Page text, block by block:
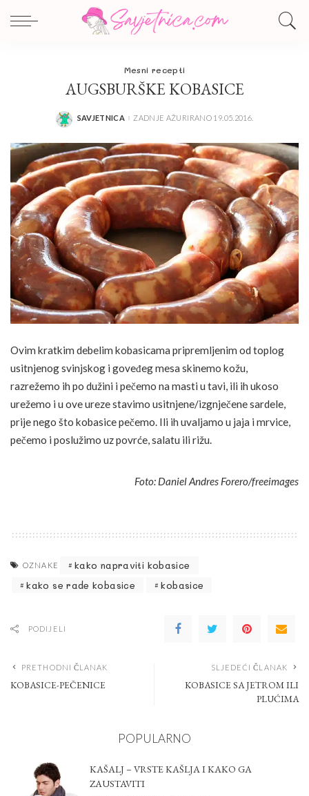
Mesni recepti
AUGSBURŠKE KOBASICE
POSTED
SAVJETNICA ZADNJE AŽURIRANO 19.05.2016.
Ovim kratkim debelim kobasicama pripremljenim od toplog
usitnjenog svinjskog i goveđeg mesa skinemo kožu,
razrežemo ih po dužini i pečemo na masti u tavi, ili ih ukoso
urežemo i u ove ureze stavimo usitnjene/izgnječene sardele,
prije nego što kobasice pečemo. Ili ih uvaljamo u jaja i mrvice,
pečemo i poslužimo uz povrće, salatu ili rižu.
Foto: Daniel Andres Forero/freeimages
OZNAKE
kako napraviti kobasice
kako se rade kobasice
kobasice
PODIJELI
PRETHODNI ČLANAK
KOBASICE-PEČENICE
SLJEDEĆI ČLANAK
KOBASICE SA JETROM ILI
PLUĆIMA
POPULARNO
KAŠALJ – VRSTE KAŠLJA I KAKO GA
ZAUSTAVITI